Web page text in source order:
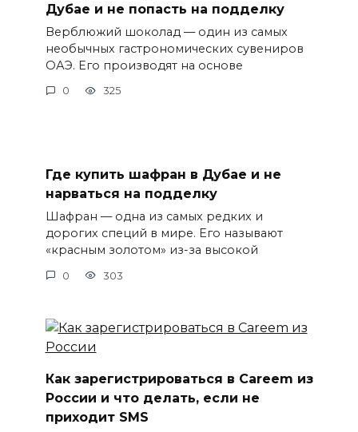
Дубае и не попасть на подделку
Верблюжий шоколад — один из самых
необычных гастрономических сувениров
ОАЭ. Его производят на основе
0 325
Где купить шафран в Дубае и не
нарваться на подделку
Шафран — одна из самых редких и
дорогих специй в мире. Его называют
«красным золотом» из-за высокой
0 303
Как зарегистрироваться в Careem из
России и что делать, если не
приходит SMS